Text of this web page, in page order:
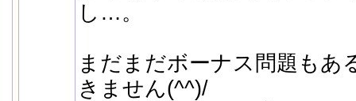
し…。
まだまだボーナス問題もあ
きません(^^)/